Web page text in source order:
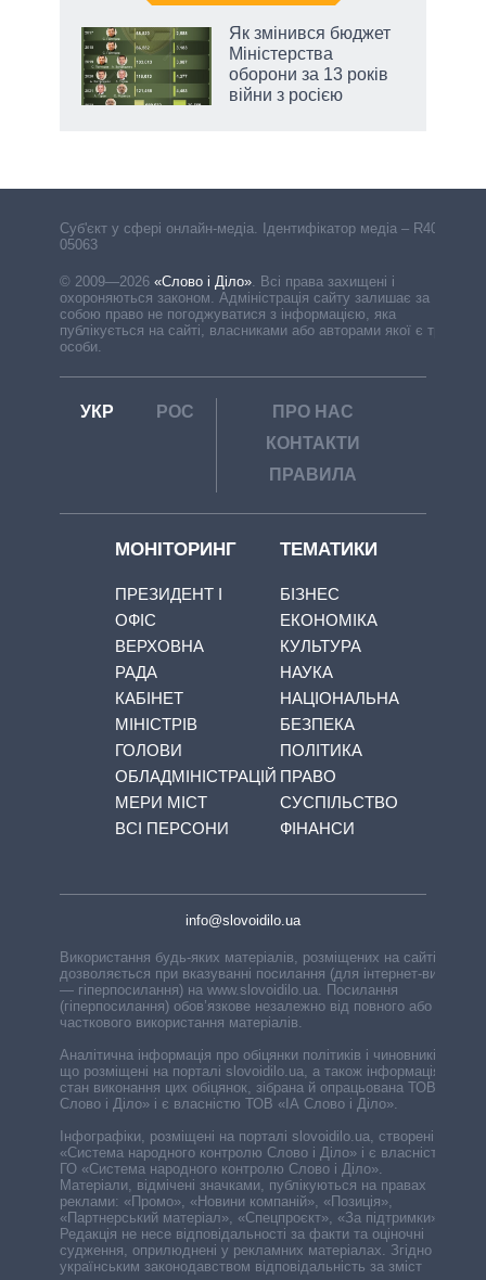
Як змінився бюджет
Міністерства
оборони за 13 років
війни з росією
Cуб'єкт у сфері онлайн-медіа. Ідентифікатор медіа – R40-
05063
© 2009—2026 «Слово і Діло». Всі права захищені і
охороняються законом. Адміністрація сайту залишає за
собою право не погоджуватися з інформацією, яка
публікується на сайті, власниками або авторами якої є треті
особи.
УКР РОС
ПРО НАС
КОНТАКТИ
ПРАВИЛА
МОНІТОРИНГ
ПРЕЗИДЕНТ І
ОФІС
ВЕРХОВНА
РАДА
КАБІНЕТ
МІНІСТРІВ
ГОЛОВИ
ОБЛАДМІНІСТРАЦІЙ
МЕРИ МІСТ
ВСІ ПЕРСОНИ
ТЕМАТИКИ
БІЗНЕС
ЕКОНОМІКА
КУЛЬТУРА
НАУКА
НАЦІОНАЛЬНА
БЕЗПЕКА
ПОЛІТИКА
ПРАВО
СУСПІЛЬСТВО
ФІНАНСИ
info@slovoidilo.ua
Використання будь-яких матеріалів, розміщених на сайті,
дозволяється при вказуванні посилання (для інтернет-видань
— гіперпосилання) на www.slovoidilo.ua. Посилання
(гіперпосилання) обов’язкове незалежно від повного або
часткового використання матеріалів.
Аналітична інформація про обіцянки політиків і чиновників,
що розміщені на порталі slovoidilo.ua, а також інформація про
стан виконання цих обіцянок, зібрана й опрацьована ТОВ «ІА
Слово і Діло» і є власністю ТОВ «ІА Слово і Діло».
Інфографіки, розміщені на порталі slovoidilo.ua, створені ГО
«Система народного контролю Слово і Діло» і є власністю
ГО «Система народного контролю Слово і Діло».
Матеріали, відмічені значками, публікуються на правах
реклами: «Промо», «Новини компаній», «Позиція»,
«Партнерський матеріал», «Спецпроєкт», «За підтримки».
Редакція не несе відповідальності за факти та оціночні
судження, оприлюднені у рекламних матеріалах. Згідно з
українським законодавством відповідальність за зміст